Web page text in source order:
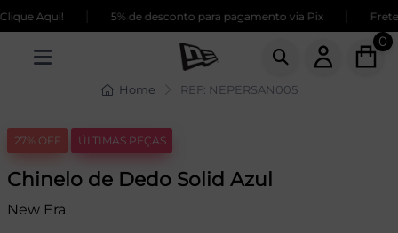
Aqui! 5% de desconto para pagamento via Pix Frete
0
Home REF: NEPERSAN005
27% OFF ÚLTIMAS PEÇAS
Chinelo de Dedo Solid Azul
New Era